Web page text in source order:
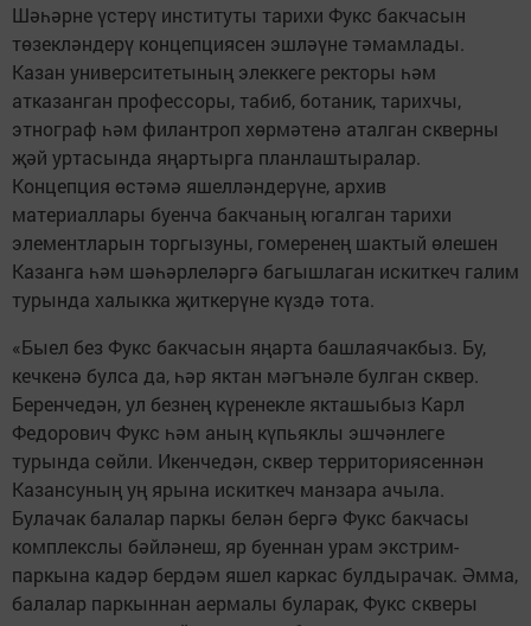
Шәһәрне үстерү институты тарихи Фукс бакчасын
төзекләндерү концепциясен эшләүне тәмамлады.
Казан университетының элеккеге ректоры һәм
атказанган профессоры, табиб, ботаник, тарихчы,
этнограф һәм филантроп хөрмәтенә аталган скверны
җәй уртасында яңартырга планлаштыралар.
Концепция өстәмә яшелләндерүне, архив
материаллары буенча бакчаның югалган тарихи
элементларын торгызуны, гомеренең шактый өлешен
Казанга һәм шәһәрлеләргә багышлаган искиткеч галим
турында халыкка җиткерүне күздә тота.
«Быел без Фукс бакчасын яңарта башлаячакбыз. Бу,
кечкенә булса да, һәр яктан мәгънәле булган сквер.
Беренчедән, ул безнең күренекле якташыбыз Карл
Федорович Фукс һәм аның күпьяклы эшчәнлеге
турында сөйли. Икенчедән, сквер территориясеннән
Казансуның уң ярына искиткеч манзара ачыла.
Булачак балалар паркы белән бергә Фукс бакчасы
комплекслы бәйләнеш, яр буеннан урам экстрим-
паркына кадәр бердәм яшел каркас булдырачак. Әмма,
балалар паркыннан аермалы буларак, Фукс скверы